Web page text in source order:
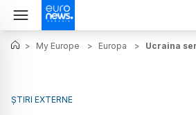
> My Europe > Europa > Ucraina
ȘTIRI EXTERNE